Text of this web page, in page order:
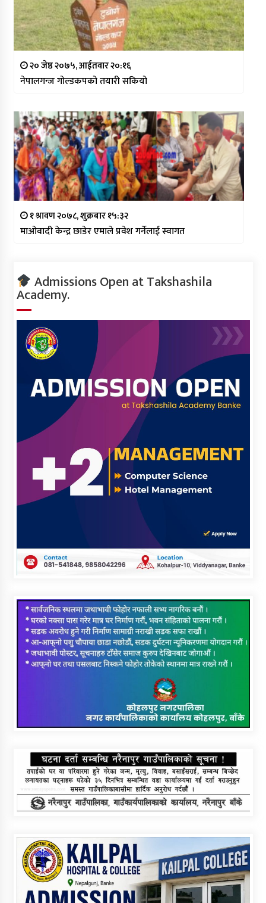
२० जेष्ठ २०७५, आईतवार २०:१६
नेपालगन्ज गोल्डकपको तयारी सकियो
१ श्रावण २०७८, शुक्रबार १५:३२
माओवादी केन्द्र छाडेर एमाले प्रवेश गर्नेलाई स्वागत
Admissions Open at Takshashila
Academy.